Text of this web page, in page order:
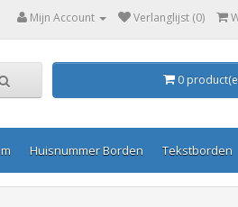
Mijn Account Verlanglijst (0)
0
Huisnummer Borden Tekstborden